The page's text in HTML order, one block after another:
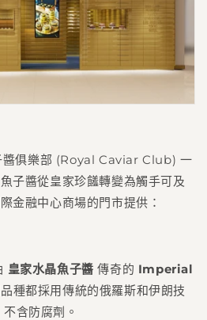
醬俱樂部 (Royal Caviar Club) 一
子醬從皇家珍饈轉變為觸手可及
金融中心商場的門市提供：
皇家水晶魚子醬 傳奇的 Imperial
品種都採用傳統的俄羅斯和伊朗技
含防腐劑。